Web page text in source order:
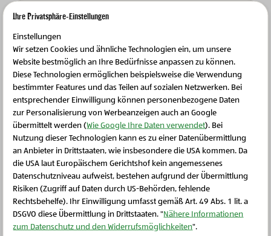
Landwirtschaft der Zukunft, Bio-Milch und Milchprodukte
Bio-Heumilch Emmentaler in Scheiben
Schließen Sie dieses Feld
Ihre Privatsphäre-Einstellungen
Einstellungen
Wir setzen Cookies und ähnliche Technologien ein, um unsere
Website bestmöglich an Ihre Bedürfnisse anpassen zu können.
Diese Technologien ermöglichen beispielsweise die Verwendung
bestimmter Features und das Teilen auf sozialen Netzwerken. Bei
entsprechender Einwilligung können personenbezogene Daten
zur Personalisierung von Werbeanzeigen auch an Google
übermittelt werden (Wie Google Ihre Daten verwendet). Bei
Nutzung dieser Technologien kann es zu einer Datenübermittlung
an Anbieter in Drittstaaten, wie insbesondere die USA kommen. Da
die USA laut Europäischem Gerichtshof kein angemessenes
Datenschutzniveau aufweist, bestehen aufgrund der Übermittlung
Risiken (Zugriff auf Daten durch US-Behörden, fehlende
Rechtsbehelfe). Ihr Einwilligung umfasst gemäß Art. 49 Abs. 1 lit. a
DSGVO diese Übermittlung in Drittstaaten. "Nähere Informationen
zum Datenschutz und den Widerrufsmöglichkeiten".